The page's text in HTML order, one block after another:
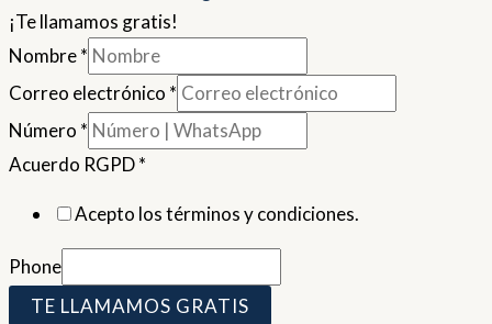
¡Te llamamos gratis!
Nombre*
Correo electrónico *
Número *
Acuerdo RGPD*
Acepto los términos y condiciones.
Phone
TE LLAMAMOS GRATIS